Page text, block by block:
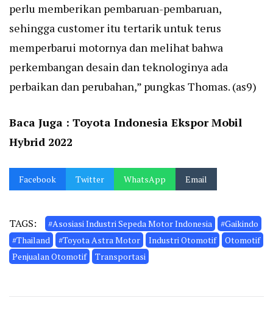
perlu memberikan pembaruan-pembaruan,
sehingga customer itu tertarik untuk terus
memperbarui motornya dan melihat bahwa
perkembangan desain dan teknologinya ada
perbaikan dan perubahan,” pungkas Thomas. (as9)
Baca Juga : Toyota Indonesia Ekspor Mobil
Hybrid 2022
Facebook Twitter WhatsApp Email
TAGS: #Asosiasi Industri Sepeda Motor Indonesia
#Gaikindo
#Thailand
#Toyota Astra Motor Industri Otomotif
Otomotif
Penjualan Otomotif
Transportasi